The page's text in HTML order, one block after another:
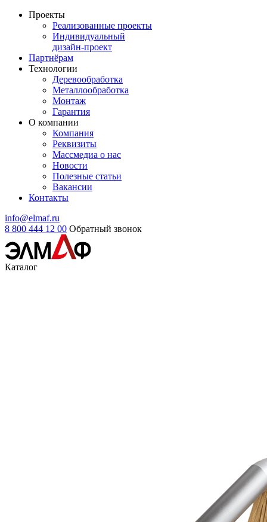
Проекты
Реализованные проекты
Индивидуальный
дизайн-проект
Партнёрам
Технологии
Деревообработка
Металлообработка
Монтаж
Гарантия
О компании
Компания
Реквизиты
Массмедиа о нас
Новости
Полезные статьи
Вакансии
Контакты
info@elmaf.ru
8 800 444 12 00 Обратный звонок
Каталог